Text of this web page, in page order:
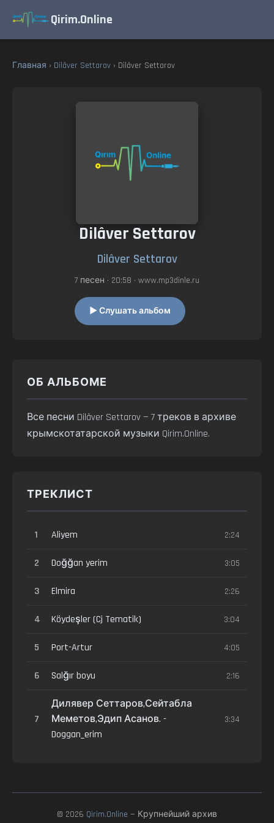
Qirim.Online
Главная › Dilâver Settarov › Dilâver Settarov
Dilâver Settarov
Dilâver Settarov
7 песен • 20:58 • www.mp3dinle.ru
▶ Слушать альбом
ОБ АЛЬБОМЕ
Все песни Dilâver Settarov — 7 треков в архиве
крымскотатарской музыки Qirim.Online.
ТРЕКЛИСТ
1 Aliyem 2:24
2 Doğğan yerim 3:05
3 Elmira 2:26
4 Köydeşler (Cj Tematik) 3:04
5 Port-Artur 4:05
6 Salğır boyu 2:16
7
Дилявер Сеттаров,Сейтабла
Меметов,Эдип Асанов. -
Doggan_erim
3:34
© 2026 Qirim.Online — Крупнейший архив